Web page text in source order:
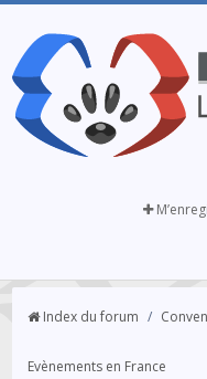
Index du forum /
Evènements en France